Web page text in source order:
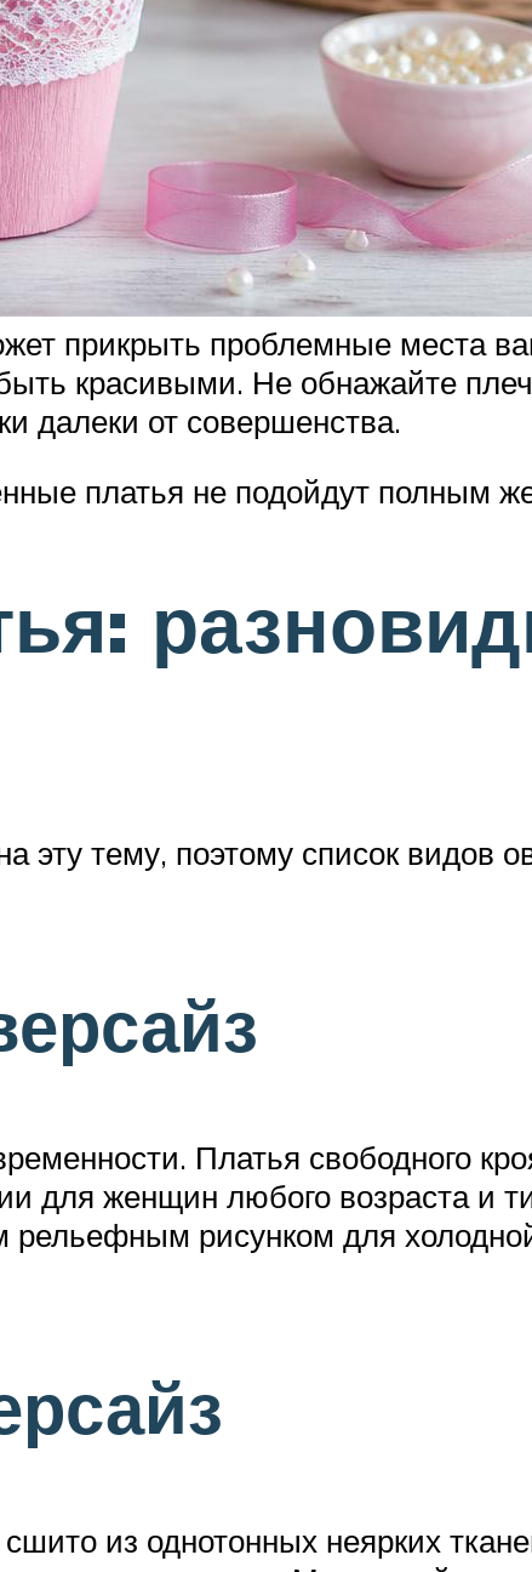
прикрыть проблемные места
красивыми. Не обнажайте
далеки от совершенства.
платья не подойдут полным
тему, поэтому список видов
Платья свободного
для женщин любого возраста и
рельефным рисунком для
из однотонных неярких